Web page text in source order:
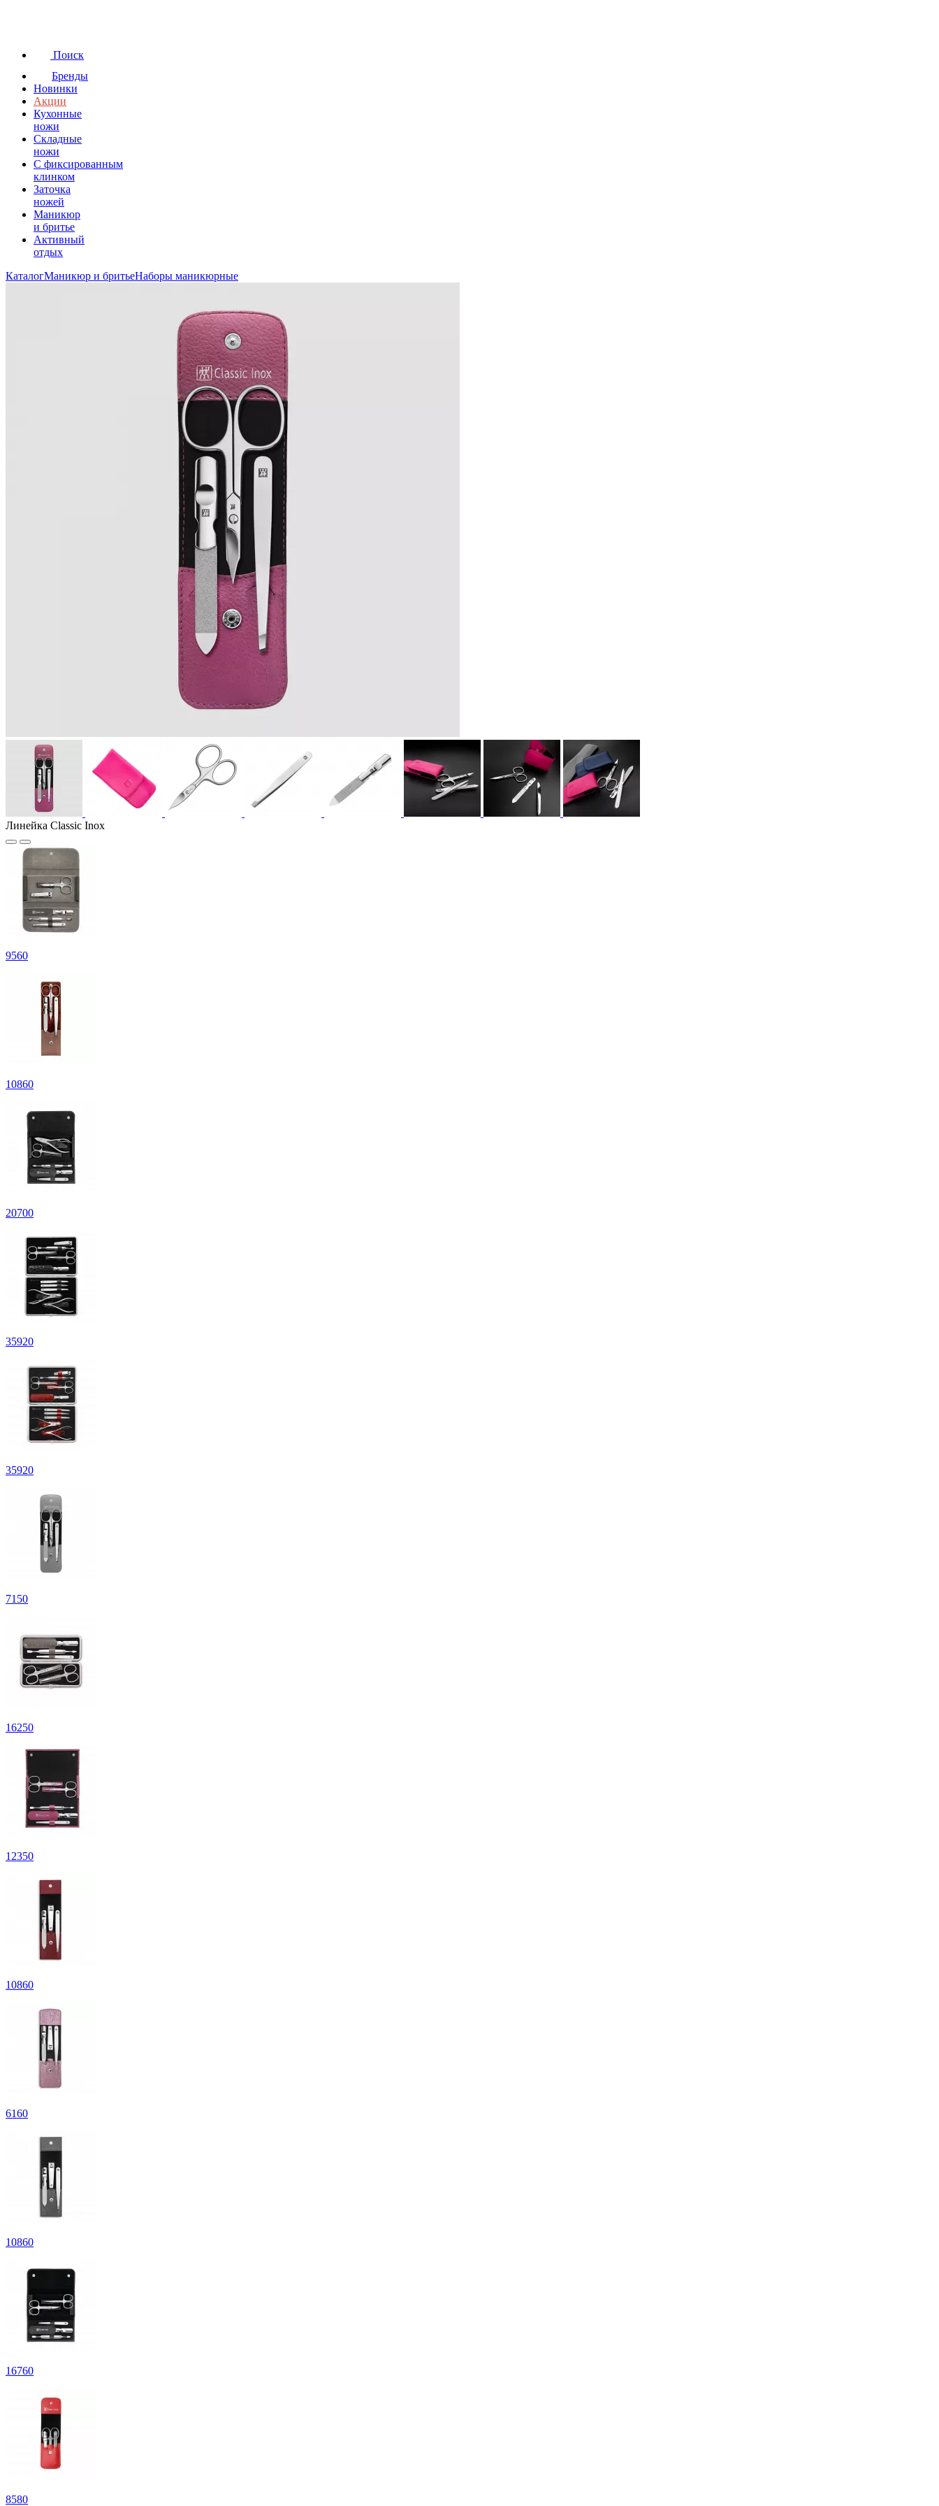
Поиск
Бренды
Новинки
Акции
Кухонные
ножи
Складные
ножи
C фиксированным
клинком
Заточка
ножей
Маникюр
и бритье
Активный
отдых
КаталогМаникюр и бритьеНаборы маникюрные
Линейка Classic Inox
9560
10860
20700
35920
35920
7150
16250
12350
10860
6160
10860
16760
8580